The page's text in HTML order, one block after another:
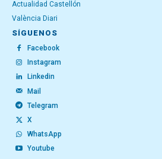
Actualidad Castellón
València Diari
SÍGUENOS
Facebook
Instagram
Linkedin
Mail
Telegram
X
WhatsApp
Youtube